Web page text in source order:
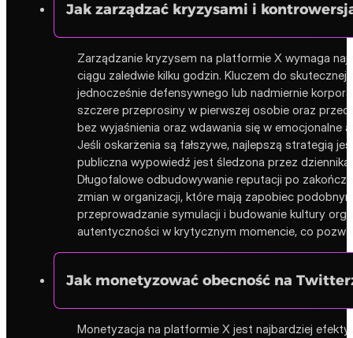
Jak zarządzać kryzysami i
Zarządzanie kryzysem na platformie X wymaga
ciągu zaledwie kilku godzin. Kluczem do
jednocześnie defensywnego lub nadmiernie
szczere przeprosiny w pierwszej osobie oraz
bez wyjaśnienia oraz wdawania się w emocjonalne
Jeśli oskarżenia są fałszywe, najlepszą strategią
publiczna wypowiedź jest śledzona przez
Długofalowe odbudowywanie reputacji po
zmian w organizacji, które mają zapobiec
przeprowadzanie symulacji i budowanie kultury
autentyczności w krytycznym momencie, co
Jak monetyzować obecność na
Monetyzacja na platformie X jest najbardziej